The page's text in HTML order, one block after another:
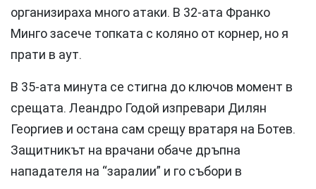
организираха много атаки. В 32-ата Франко
Минго засече топката с коляно от корнер, но я
прати в аут.
В 35-ата минута се стигна до ключов момент в
срещата. Леандро Годой изпревари Дилян
Георгиев и остана сам срещу вратаря на Ботев.
Защитникът на врачани обаче дръпна
нападателя на “заралии” и го събори в